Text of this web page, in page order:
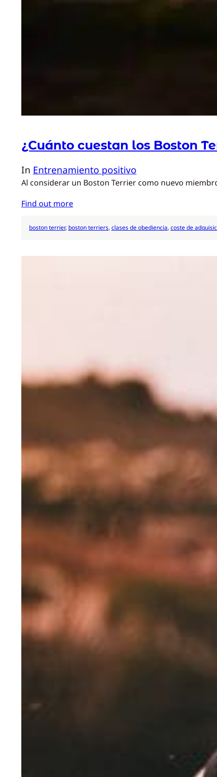
¿Cuánto cuestan los Boston
In Entrenamiento positivo
Al considerar un Boston Terrier como nuevo
Find out more
boston terrier, boston terriers, clases de obediencia, coste de